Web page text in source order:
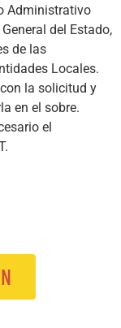
Administrativo
del Estado,
de las
Locales.
la solicitud y
en el sobre.
el